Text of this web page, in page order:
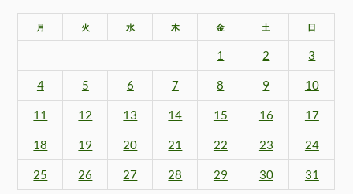
月 火 水 木 金 土 日
1 2 3
4 5 6 7 8 9 10
11 12 13 14 15 16 17
18 19 20 21 22 23 24
25 26 27 28 29 30 31